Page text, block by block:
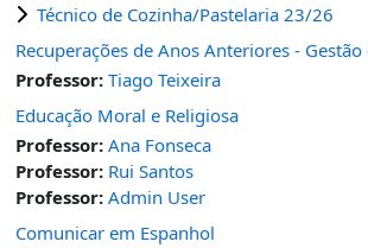
Técnico de Cozinha/Pastelaria 23/26
Recuperações de Anos Anteriores -
Professor: Tiago Teixeira
Educação Moral e Religiosa
Professor: Ana Fonseca
Professor: Rui Santos
Professor: Admin User
Comunicar em Espanhol